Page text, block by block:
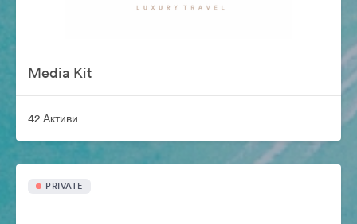
Media Kit
42 Активи
PRIVATE